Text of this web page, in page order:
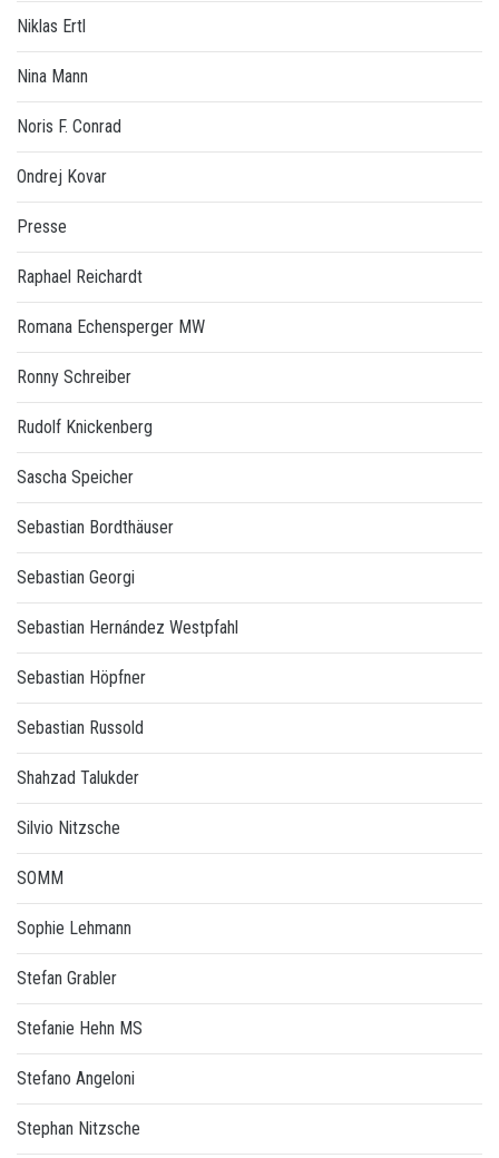
Niklas Ertl
Nina Mann
Noris F. Conrad
Ondrej Kovar
Presse
Raphael Reichardt
Romana Echensperger MW
Ronny Schreiber
Rudolf Knickenberg
Sascha Speicher
Sebastian Bordthäuser
Sebastian Georgi
Sebastian Hernández Westpfahl
Sebastian Höpfner
Sebastian Russold
Shahzad Talukder
Silvio Nitzsche
SOMM
Sophie Lehmann
Stefan Grabler
Stefanie Hehn MS
Stefano Angeloni
Stephan Nitzsche